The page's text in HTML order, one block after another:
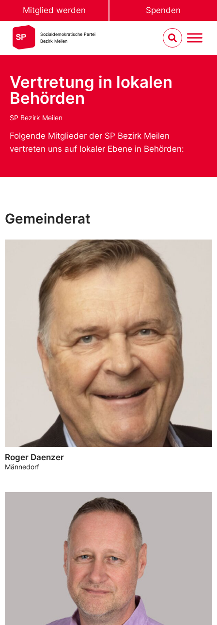
Mitglied werden Spenden
Sozialdemokratische Partei
Bezirk Meilen
Vertretung in lokalen
Behörden
SP Bezirk Meilen
Folgende Mitglieder der SP Bezirk Meilen
vertreten uns auf lokaler Ebene in Behörden:
Gemeinderat
Roger Daenzer
Männedorf